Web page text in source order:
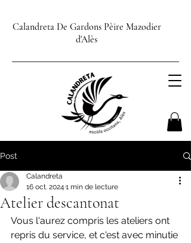
Calandreta De Gardons Pèire Mazodier
d'Alès
Post
Atelier descantonat
Calandreta
16 oct. 2024 1 min de lecture
Vous l'aurez compris les ateliers ont
repris du service, et c'est avec minutie